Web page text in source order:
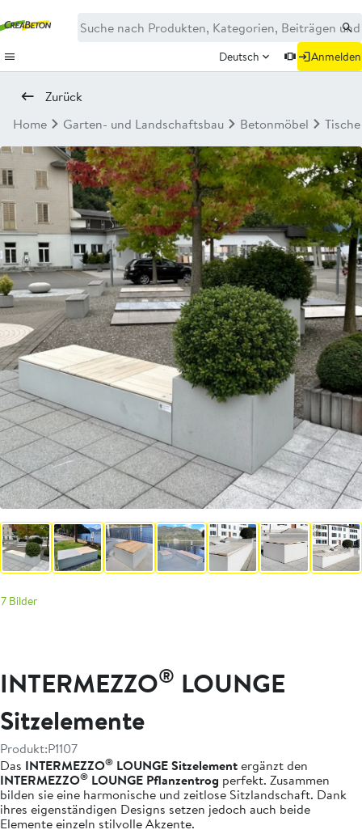
Deutsch Anmelden
Zurück
Home
Garten- und Landschaftsbau Betonmöbel
7 Bilder
INTERMEZZO® LOUNGE
Sitzelemente
Produkt:P1107
Das INTERMEZZO® LOUNGE Sitzelementergänzt den
INTERMEZZO® LOUNGE Pflanzentrog perfekt. Zusammen
bilden sie eine harmonische und zeitlose Sitzlandschaft. Dank
ihres eigenständigen Designs setzen jedoch auch beide
Elemente einzeln stilvolle Akzente.